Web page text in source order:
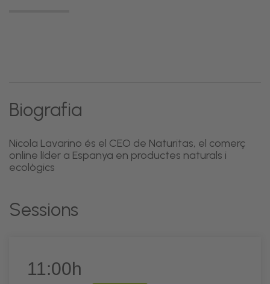
Biografia
Nicola Lavarino és el CEO de Naturitas, el comerç
online líder a Espanya en productes naturals i
ecològics
Sessions
11:00h